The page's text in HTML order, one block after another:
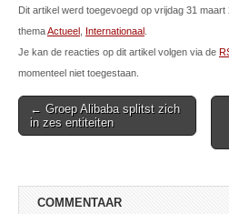
Dit artikel werd toegevoegd op vrijdag 31
themaActueel Internationaal
Je kan de reacties op dit artikel volgen via de
momenteel niet toegestaan.
Post
navigation
← Groep Alibaba splitst zich
in zes entiteiten
COMMENTAAR